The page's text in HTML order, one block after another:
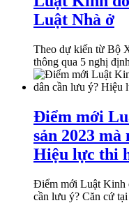
Luật Nhà ở
Theo dự kiến từ Bộ
thông qua 5 nghị
Điểm mới
sản 2023
Hiệu lực thi
Điểm mới Luật Kinh
cần lưu ý? Căn cứ